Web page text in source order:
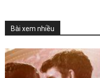
Bài xem nhiều